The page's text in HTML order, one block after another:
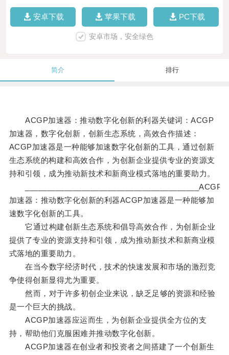
安卓下载 苹果下载 PC下载
安卓市场，安全绿色
简介 排行
ACGP加速器：推动数字化创新的利器关键词：ACGP
加速器，数字化创新，创新生态系统，高效合作描述：
ACGP加速器是一种能够加速数字化创新的工具，通过创新
生态系统的构建和高效合作，为创新企业提供专业的资源支
持和引领，成为推动新技术和新商业模式落地的重要助力。
________________________________________ACGP
加速器：推动数字化创新的利器ACGP加速器是一种能够加
速数字化创新的工具。
它通过构建创新生态系统和倡导高效合作，为创新企业
提供了专业的资源支持和引领，成为推动新技术和新商业模
式落地的重要助力。
在当今数字经济时代，技术的快速发展和市场的激烈竞
争使得创新显得尤为重要。
然而，对于许多初创企业来说，缺乏足够的资源和经验
是一个巨大的挑战。
ACGP加速器应运而生，为创新企业提供全方位的支
持，帮助他们克服困难并推动数字化创新。
ACGP加速器在创业者和投资者之间搭建了一个创新生